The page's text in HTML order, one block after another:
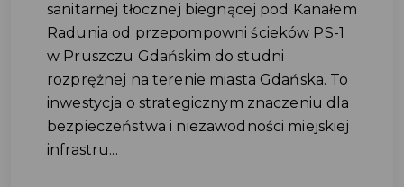
sanitarnej tłocznej biegnącej pod Kanałem
Radunia od przepompowni ścieków PS-1
w Pruszczu Gdańskim do studni
rozprężnej na terenie miasta Gdańska. To
inwestycja o strategicznym znaczeniu dla
bezpieczeństwa i niezawodności miejskiej
infrastru...